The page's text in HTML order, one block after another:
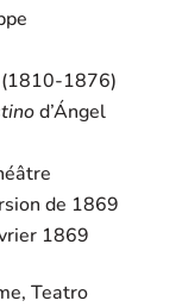
(1810-1876)
d’Ángel
de 1869
1869
Teatro